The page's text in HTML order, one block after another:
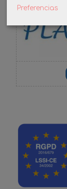
Preferencias